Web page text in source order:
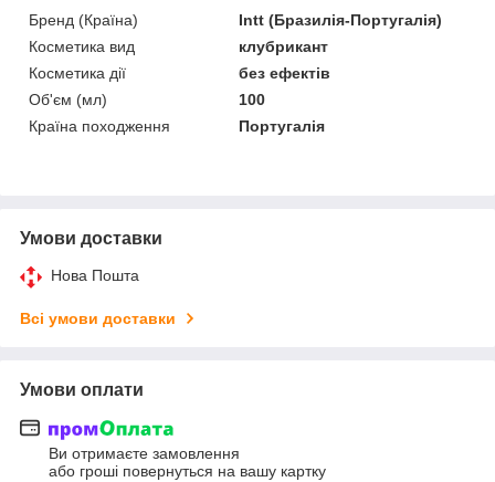
Бренд (Країна)
Intt (Бразилія-Португалія)
Косметика вид
клубрикант
Косметика дії
без ефектів
Об'єм (мл)
100
Країна походження
Португалія
Умови доставки
Нова Пошта
Всі умови доставки
Умови оплати
Ви отримаєте замовлення
або гроші повернуться на вашу картку